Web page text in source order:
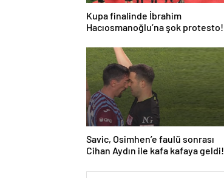
Kupa finalinde İbrahim
Hacıosmanoğlu’na şok protesto!
Savic, Osimhen’e faulü sonrası
Cihan Aydın ile kafa kafaya geldi!